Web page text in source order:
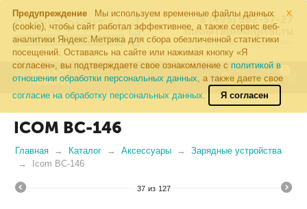
×
Предупреждение
Мы используем временные файлы данных
(cookie), чтобы сайт работал эффективнее, а также сервис веб-
аналитики Яндекс.Метрика для сбора обезличенной статистики
посещений. Оставаясь на сайте или нажимая кнопку «Я
согласен», вы подтверждаете свое ознакомление с политикой в
отношении обработки персональных данных, а также даете свое
согласие на обработку персональных данных.
Я согласен
8 (495) 502-57-27
info@radiodigital.ru
Контакты Перезвонить
КАТАЛОГ
ТОВАРОВ
ICOM BC-146
Главная Каталог Аксессуары
Зарядные устройства
Icom BC-146
37 из 127